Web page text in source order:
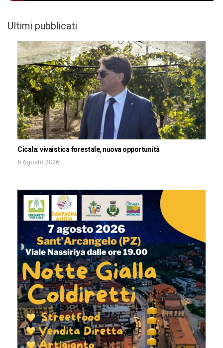
Ultimi pubblicati
Cicala: vivaistica forestale, nuova opportunità
6 Agosto 2026